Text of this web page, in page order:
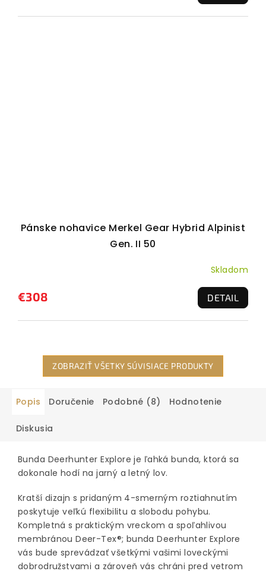
Pánske nohavice Merkel Gear Hybrid Alpinist
Gen. II 50
Skladom
€308 DETAIL
ZOBRAZIŤ VŠETKY SÚVISIACE PRODUKTY
Popis Doručenie Podobné (8) Hodnotenie
Diskusia
Bunda Deerhunter Explore je ľahká bunda, ktorá sa
dokonale hodí na jarný a letný lov.
Kratší dizajn s pridaným 4-smerným roztiahnutím
poskytuje veľkú flexibilitu a slobodu pohybu.
Kompletná s praktickým vreckom a spoľahlivou
membránou Deer-Tex®; bunda Deerhunter Explore
vás bude sprevádzať všetkými vašimi loveckými
dobrodružstvami a zároveň vás chráni pred vetrom